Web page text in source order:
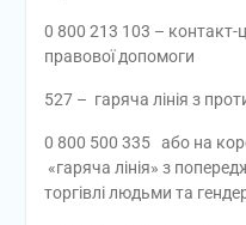
0 800 213 103 – контакт-
правової допомоги
527 – гаряча лінія з
0 800 500 335 або на
«гаряча лінія» з
торгівлі людьми та